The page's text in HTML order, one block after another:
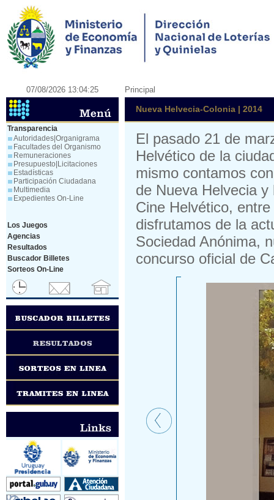
07/08/2026 13:04:25 Principal
Transparencia
Autoridades|Organigrama
Facultades del Organismo
Remuneraciones
Presupuesto|Licitaciones
Estadísticas
Participación Ciudadana
Multimedia
Expedientes On-Line
Los Juegos
Agencias
Resultados
Buscador Billetes
Sorteos On-Line
Nueva Helvecia-Colonia | 2014
El pasado 21 de
Helvético de la
mismo contamos
de Nueva Helvecia
Cine Helvético,
disfrutamos de la
Sociedad Anónima,
concurso oficial de